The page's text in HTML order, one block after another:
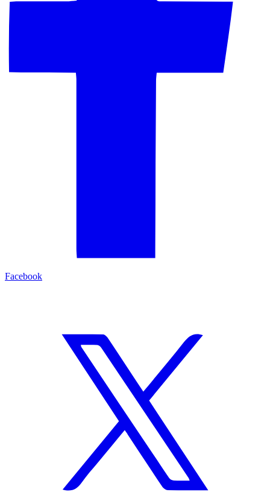
Facebook